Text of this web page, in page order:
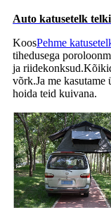
Auto katusetelk
KoosPehme
tihedusega
ja
võrk.Ja me
hoida teid kuivana.